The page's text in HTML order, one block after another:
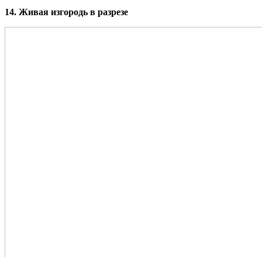
14. Живая изгородь в разрезе